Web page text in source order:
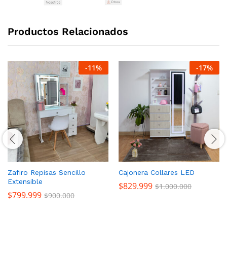
Productos Relacionados
-11%
Zafiro Repisas Sencillo
Extensible
$799.999 $900.000
-17%
Cajonera Collares LED
$829.999 $1.000.000